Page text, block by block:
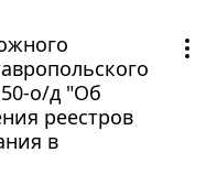
о/д "Об
реестров
в